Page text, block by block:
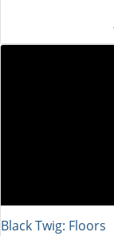
Black Twig: Floors